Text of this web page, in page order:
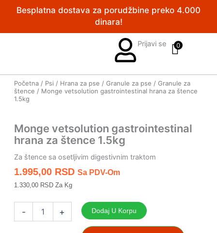
Besplatna dostava za porudžbine preko 4.000
dinara!
Prijavi se 0
Početna / Psi / Hrana za pse /Granule za pse /Granule za
štence / Monge vetsolution gastrointestinal hrana za štence
1.5kg
Monge vetsolution gastrointestinal
hrana za štence 1.5kg
Za štence sa osetljivim digestivnim traktom
1.995,00 RSD Sa PDV-Om
1.330,00 RSD Za Kg
-
gastrointestinal+ Dodaj U Korpu